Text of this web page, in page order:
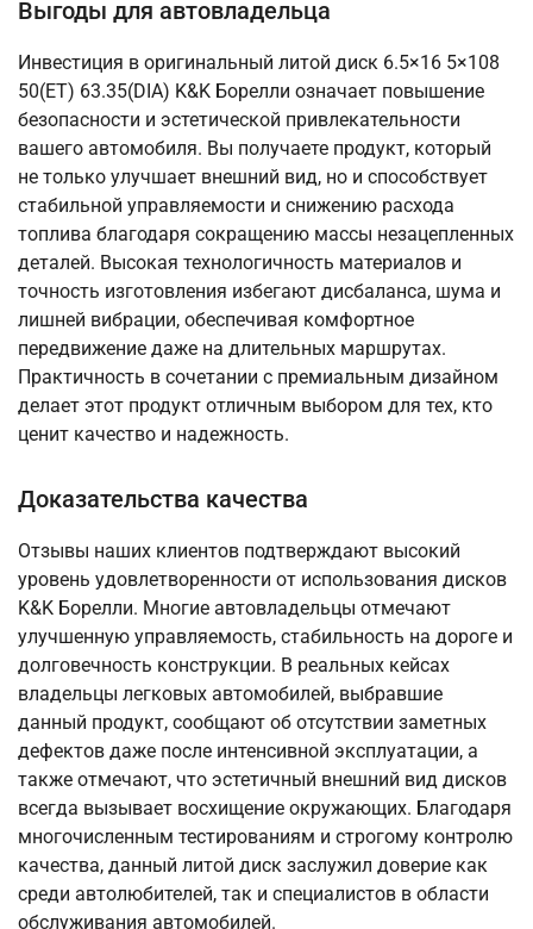
Выгоды для автовладельца
Инвестиция в оригинальный литой диск 6.5×16 5×108
50(ET) 63.35(DIA) K&K Борелли означает повышение
безопасности и эстетической привлекательности
вашего автомобиля. Вы получаете продукт, который
не только улучшает внешний вид, но и способствует
стабильной управляемости и снижению расхода
топлива благодаря сокращению массы незацепленных
деталей. Высокая технологичность материалов и
точность изготовления избегают дисбаланса, шума и
лишней вибрации, обеспечивая комфортное
передвижение даже на длительных маршрутах.
Практичность в сочетании с премиальным дизайном
делает этот продукт отличным выбором для тех, кто
ценит качество и надежность.
Доказательства качества
Отзывы наших клиентов подтверждают высокий
уровень удовлетворенности от использования дисков
K&K Борелли. Многие автовладельцы отмечают
улучшенную управляемость, стабильность на дороге и
долговечность конструкции. В реальных кейсах
владельцы легковых автомобилей, выбравшие
данный продукт, сообщают об отсутствии заметных
дефектов даже после интенсивной эксплуатации, а
также отмечают, что эстетичный внешний вид дисков
всегда вызывает восхищение окружающих. Благодаря
многочисленным тестированиям и строгому контролю
качества, данный литой диск заслужил доверие как
среди автолюбителей, так и специалистов в области
обслуживания автомобилей.